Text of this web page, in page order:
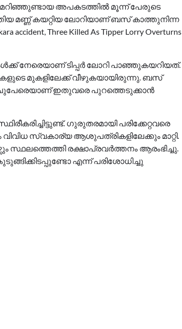
മറിഞ്ഞുണ്ടായ അപകടത്തിൽ മൂന്ന് പേരുടെ
മണ്ണ് കയറ്റിയ ലോറിയാണ് ബസ് കാത്തുനിന്ന
Three Killed As Tipper Lorry Overturns
നേരെയാണ് ടിപ്പർ ലോറി പാഞ്ഞുകയറിയത്.
മുകളിലേക്ക് വീഴുകയായിരുന്നു. ബസ്
ഇതുവരെ പുറത്തെടുക്കാൻ
ഗുരുതരമായി പരിക്കേറ്റവരെ
സ്വകാര്യ ആശുപത്രികളിലേക്കും മാറ്റി.
രക്ഷാപ്രവർത്തനം ആരംഭിച്ചു.
എന്ന് പരിശോധിച്ചു